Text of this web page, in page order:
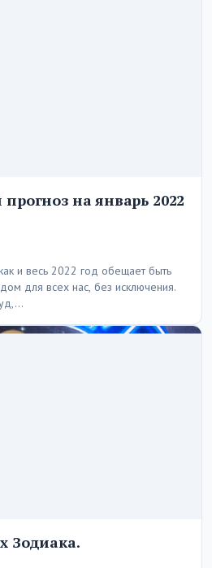
на январь 2022
и весь 2022 год обещает быть
для всех нас, без исключения.
Зодиака.